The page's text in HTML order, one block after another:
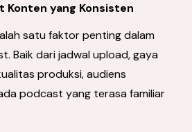
Konten yang Konsisten
satu faktor penting dalam
Baik dari jadwal upload, gaya
produksi, audiens
podcast yang terasa familiar